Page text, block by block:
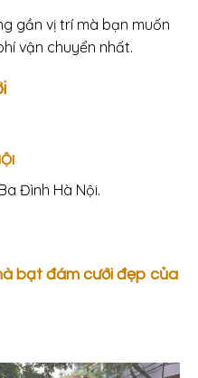
gần vị trí mà bạn muốn
vận chuyển nhất.
Đình Hà Nội.
bạt đám cưới đẹp của